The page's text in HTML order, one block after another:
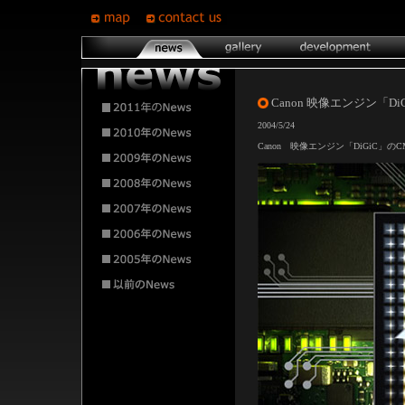
Canon 映像エンジン「
2004/5/24
Canon 映像エンジン「DiGiC」の